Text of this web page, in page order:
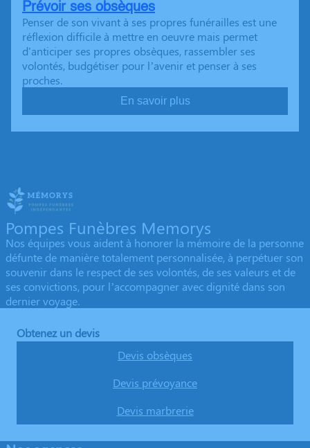
Prévoir ses obsèques
Penser de son vivant à ses propres funérailles est une
réflexion difficile à mettre en oeuvre mais permet
d'anticiper ses propres obsèques, rassembler ses
volontés, budgétiser pour l’avenir et penser à ses
proches.
En savoir plus
Pompes Funèbres Memorys
Nos équipes vous aident à honorer la mémoire de la personne
défunte de manière totalement personnalisée, à perpétuer son
souvenir dans le respect de ses volontés, de ses valeurs et de
ses convictions, pour l’accompagner avec dignité dans son
dernier voyage.
Obtenez un devis
Devis obsèques
Devis prévoyance
Devis marbrerie